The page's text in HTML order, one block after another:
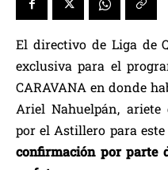
El directivo de Liga de
exclusiva para el
CARAVANA en donde
Ariel Nahuelpán,
por el Astillero para
confirmación por parte